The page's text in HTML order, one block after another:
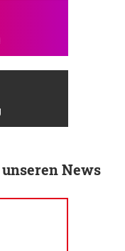
News